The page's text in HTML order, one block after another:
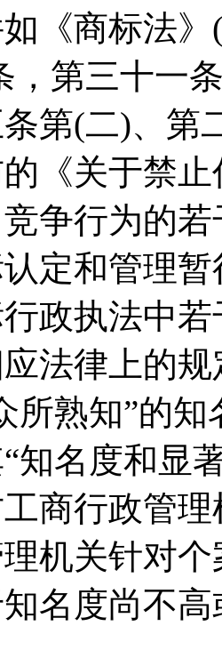
《商标法
，第三十一
第(二)、第
《关于禁
争行为的
认定和管理
行政执法中
法律上的
所熟知”的
知名度和显
商行政管
机关针对
名度尚不